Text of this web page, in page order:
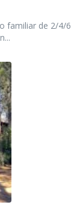
familiar de 2/4/6